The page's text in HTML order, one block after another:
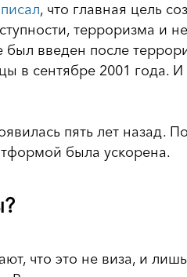
писал, что главная цель
терроризма и
введен после
в сентябре 2001 года.
пять лет назад.
была ускорена.
что это не виза, и